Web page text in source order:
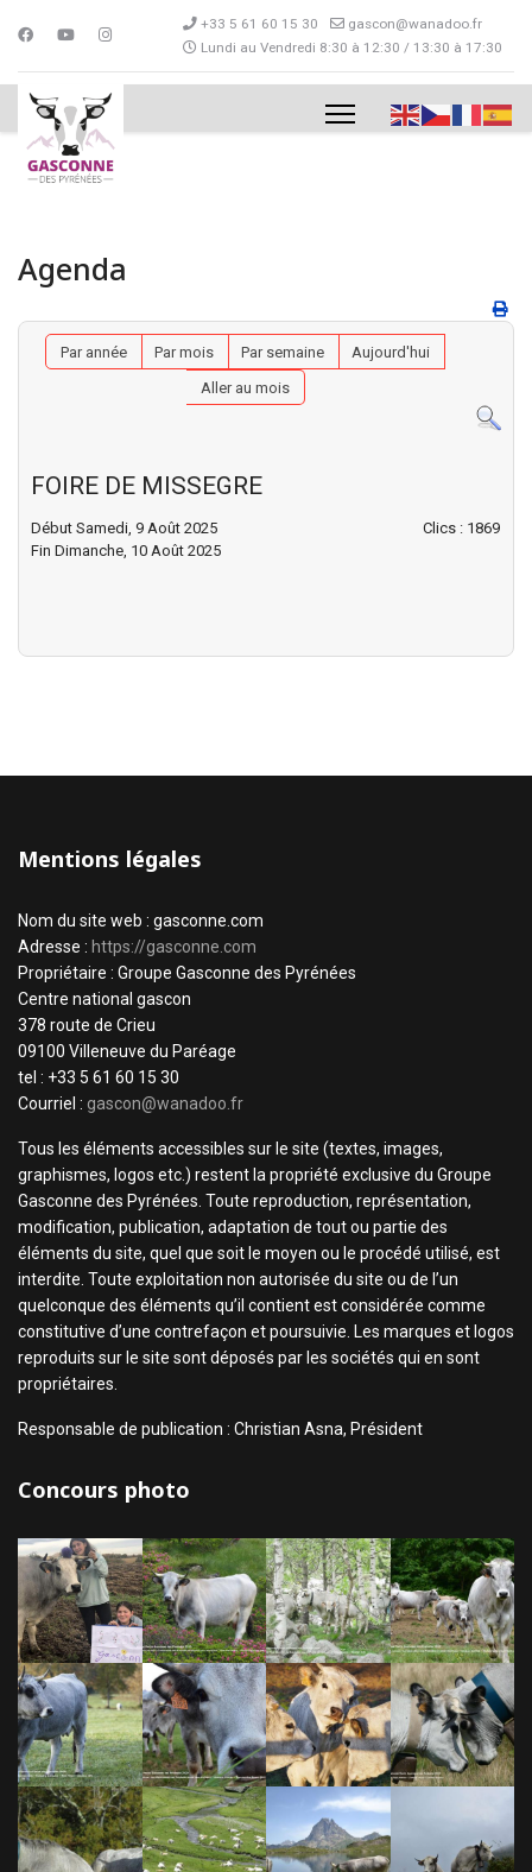
+33 5 61 60 15 30
gascon@wanadoo.fr
Lundi au Vendredi 8:30 à 12:30 / 13:30 à 17:30
Agenda
Par année Par mois Par semaine
Aujourd'hui
Aller au mois
FOIRE DE MISSEGRE
Début Samedi, 9 Août 2025
Fin Dimanche, 10 Août 2025
Clics : 1869
Mentions légales
Nom du site web : gasconne.com
Adresse : https://gasconne.com
Propriétaire : Groupe Gasconne des Pyrénées
Centre national gascon
378 route de Crieu
09100 Villeneuve du Paréage
tel : +33 5 61 60 15 30
Courriel : gascon@wanadoo.fr
Tous les éléments accessibles sur le site (textes, images,
graphismes, logos etc.) restent la propriété exclusive du Groupe
Gasconne des Pyrénées. Toute reproduction, représentation,
modification, publication, adaptation de tout ou partie des
éléments du site, quel que soit le moyen ou le procédé utilisé, est
interdite. Toute exploitation non autorisée du site ou de l’un
quelconque des éléments qu’il contient est considérée comme
constitutive d’une contrefaçon et poursuivie. Les marques et logos
reproduits sur le site sont déposés par les sociétés qui en sont
propriétaires.
Responsable de publication : Christian Asna, Président
Concours photo